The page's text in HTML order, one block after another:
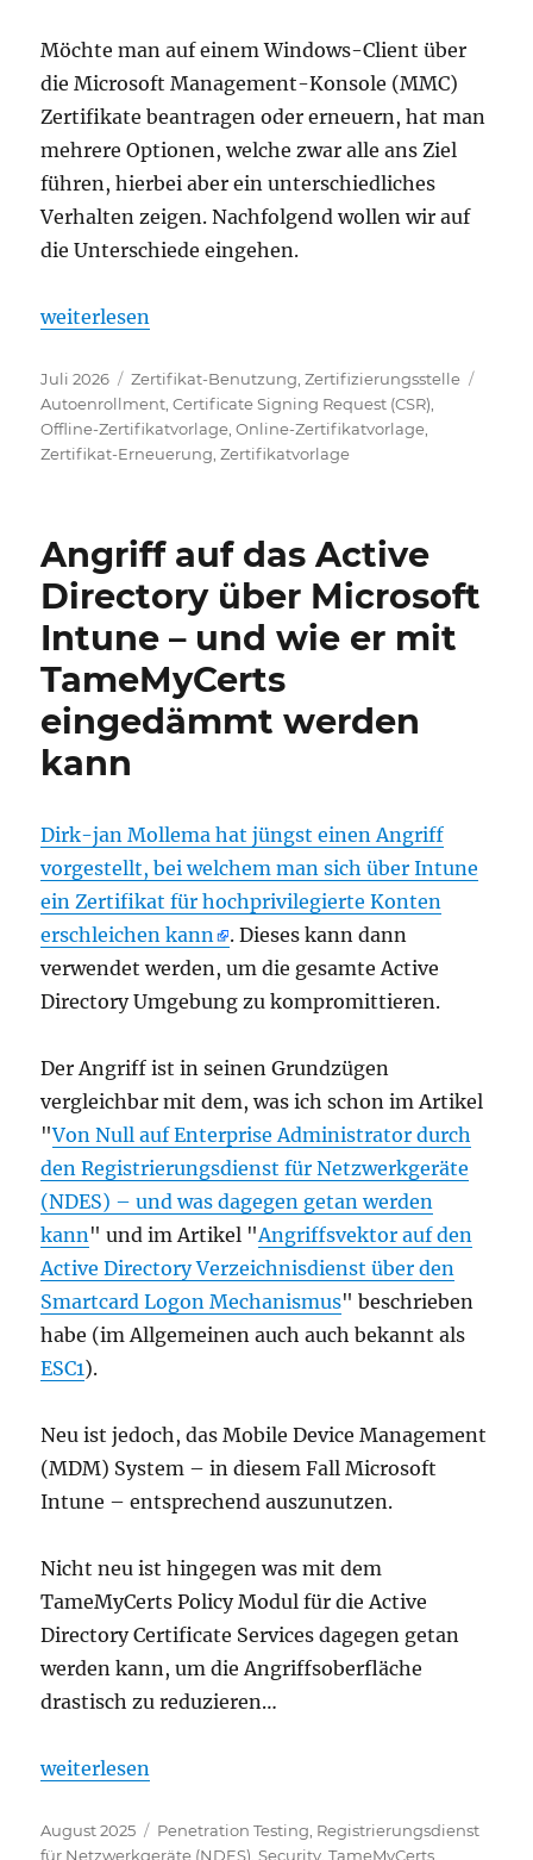
Möchte man auf einem Windows-Client über
die Microsoft Management-Konsole (MMC)
Zertifikate beantragen oder erneuern, hat man
mehrere Optionen, welche zwar alle ans Ziel
führen, hierbei aber ein unterschiedliches
Verhalten zeigen. Nachfolgend wollen wir auf
die Unterschiede eingehen.
„Was ist der Unterschied zwischen "Beantragen"
weiterlesen
Veröffentlicht
am
Juli 2026 Kategorien
Zertifikat-Benutzung ,Zertifizierungsstelle
Autoenrollment ,Certificate Signing Request (CSR)
Offline-Zertifikatvorlage ,Online-Zertifikatvorlage
Zertifikat-Erneuerung ,Zertifikatvorlage
Angriff auf das Active
Directory über Microsoft
Intune – und wie er mit
TameMyCerts
eingedämmt werden
kann
Dirk-jan Mollema hat jüngst einen Angriff
vorgestellt, bei welchem man sich über Intune
ein Zertifikat für hochprivilegierte Konten
erschleichen kann
. Dieses kann dann
verwendet werden, um die gesamte Active
Directory Umgebung zu kompromittieren.
Der Angriff ist in seinen Grundzügen
vergleichbar mit dem, was ich schon im Artikel
"Von Null auf Enterprise Administrator durch
den Registrierungsdienst für Netzwerkgeräte
(NDES) – und was dagegen getan werden
kann " und im Artikel "Angriffsvektor auf den
Active Directory Verzeichnisdienst über den
Smartcard Logon Mechanismus" beschrieben
habe (im Allgemeinen auch auch bekannt als
ESC1).
Neu ist jedoch, das Mobile Device Management
(MDM) System – in diesem Fall Microsoft
Intune – entsprechend auszunutzen.
Nicht neu ist hingegen was mit dem
TameMyCerts Policy Modul für die Active
Directory Certificate Services dagegen getan
werden kann, um die Angriffsoberfläche
drastisch zu reduzieren…
„Angriff auf das Active Directory über Microsoft
weiterlesen
Veröffentlicht
am
August 2025 Kategorien
Penetration Testing Registrierungsdienst
für Netzwerkgeräte (NDES) ,Security ,TameMyCerts